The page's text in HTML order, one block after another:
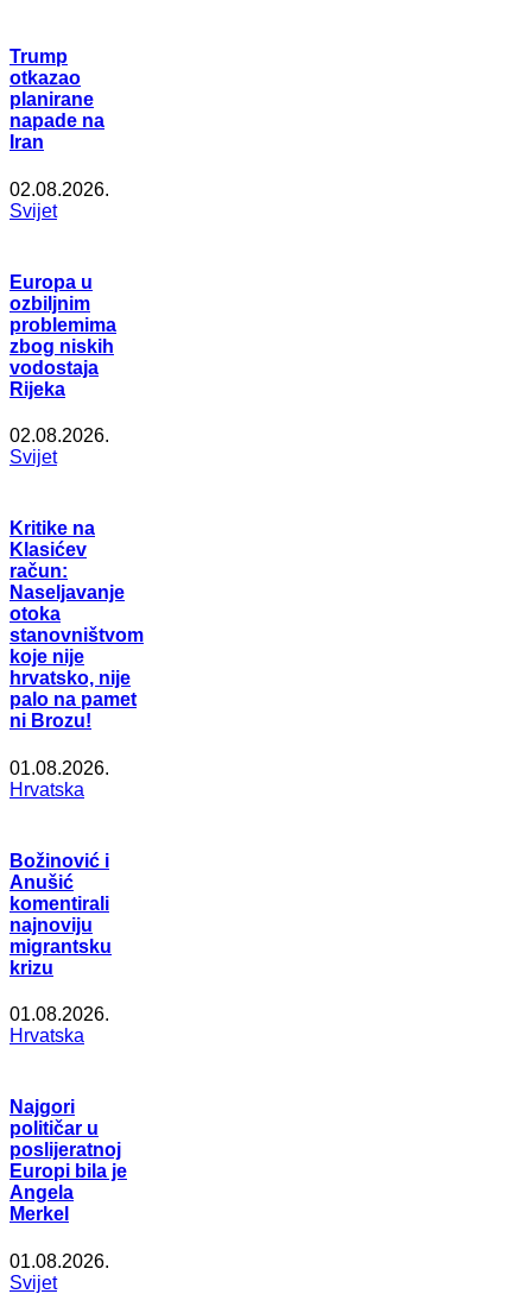
Trump
otkazao
planirane
napade na
Iran
02.08.2026.
Svijet
Europa u
ozbiljnim
problemima
zbog niskih
vodostaja
Rijeka
02.08.2026.
Svijet
Kritike na
Klasićev
račun:
Naseljavanje
otoka
stanovništvom
koje nije
hrvatsko, nije
palo na pamet
ni Brozu!
01.08.2026.
Hrvatska
Božinović i
Anušić
komentirali
najnoviju
migrantsku
krizu
01.08.2026.
Hrvatska
Najgori
političar u
poslijeratnoj
Europi bila je
Angela
Merkel
01.08.2026.
Svijet